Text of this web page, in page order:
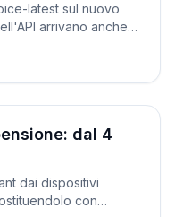
latest sul nuovo
arrivano anche
dal 4
dai dispositivi
con